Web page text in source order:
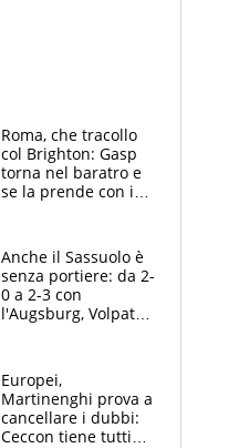
Roma, che tracollo
col Brighton: Gasp
torna nel baratro e
se la prende con i
Anche il Sassuolo è
senza portiere: da 2-
0 a 2-3 con
l'Augsburg, Volpato
Europei,
Martinenghi prova a
cancellare i dubbi:
Ceccon tiene tutti